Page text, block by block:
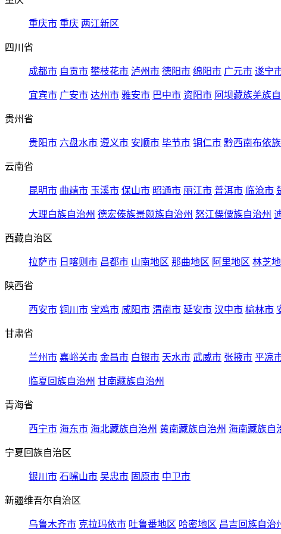
重庆市 重庆 两江新区
四川省
成都市 自贡市 攀枝花市 泸州市 德阳市 绵阳市 广元市 遂宁
宜宾市 广安市 达州市 雅安市 巴中市 资阳市 阿坝藏族羌族
贵州省
贵阳市 六盘水市 遵义市 安顺市 毕节市 铜仁市 黔西南布依
云南省
昆明市 曲靖市 玉溪市 保山市 昭通市 丽江市 普洱市 临沧市
大理白族自治州 德宏傣族景颇族自治州 怒江傈僳族自治州
西藏自治区
拉萨市 日喀则市 昌都市 山南地区 那曲地区 阿里地区 林芝
陕西省
西安市 铜川市 宝鸡市 咸阳市 渭南市 延安市 汉中市 榆林市
甘肃省
兰州市 嘉峪关市 金昌市 白银市 天水市 武威市 张掖市 平凉
临夏回族自治州 甘南藏族自治州
青海省
西宁市 海东市 海北藏族自治州 黄南藏族自治州 海南藏族自
宁夏回族自治区
银川市 石嘴山市 吴忠市 固原市 中卫市
新疆维吾尔自治区
乌鲁木齐市 克拉玛依市 吐鲁番地区 哈密地区 昌吉回族自治